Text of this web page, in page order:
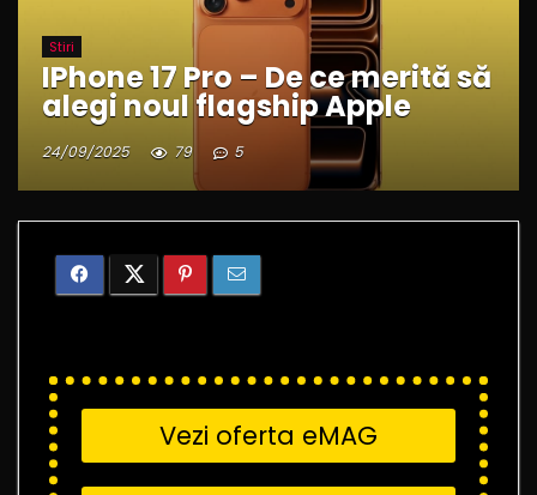
Stiri
IPhone 17 Pro – De ce merită să
alegi noul flagship Apple
24/09/2025 79 5
Vezi oferta eMAG